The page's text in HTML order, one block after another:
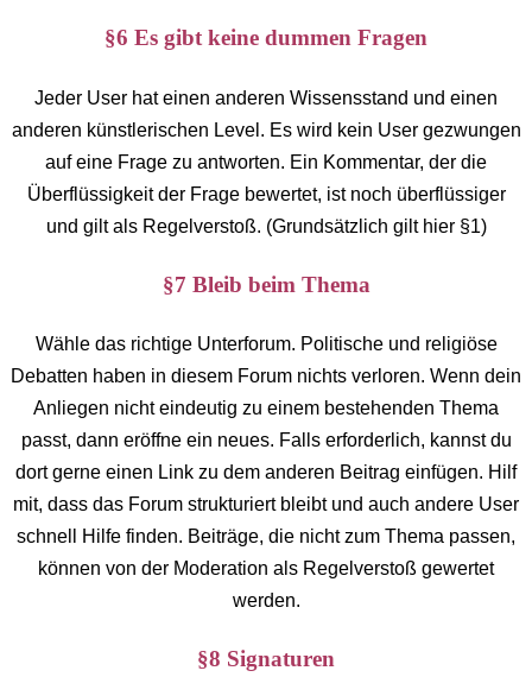
§6 Es gibt keine dummen Fragen
Jeder User hat einen anderen Wissensstand und einen
anderen künstlerischen Level. Es wird kein User gezwungen
auf eine Frage zu antworten. Ein Kommentar, der die
Überflüssigkeit der Frage bewertet, ist noch überflüssiger
und gilt als Regelverstoß. (Grundsätzlich gilt hier §1)
§7 Bleib beim Thema
Wähle das richtige Unterforum. Politische und religiöse
Debatten haben in diesem Forum nichts verloren. Wenn dein
Anliegen nicht eindeutig zu einem bestehenden Thema
passt, dann eröffne ein neues. Falls erforderlich, kannst du
dort gerne einen Link zu dem anderen Beitrag einfügen. Hilf
mit, dass das Forum strukturiert bleibt und auch andere User
schnell Hilfe finden. Beiträge, die nicht zum Thema passen,
können von der Moderation als Regelverstoß gewertet
werden.
§8 Signaturen